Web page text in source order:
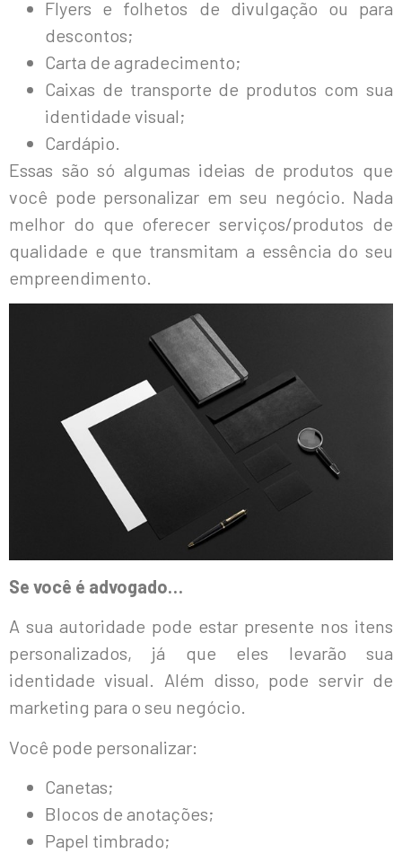
Flyers e folhetos de divulgação ou para
descontos;
Carta de agradecimento;
Caixas de transporte de produtos com sua
identidade visual;
Cardápio.
Essas são só algumas ideias de produtos que
você pode personalizar em seu negócio. Nada
melhor do que oferecer serviços/produtos de
qualidade e que transmitam a essência do seu
empreendimento.
Se você é advogado…
A sua autoridade pode estar presente nos itens
personalizados, já que eles levarão sua
identidade visual. Além disso, pode servir de
marketing para o seu negócio.
Você pode personalizar:
Canetas;
Blocos de anotações;
Papel timbrado;